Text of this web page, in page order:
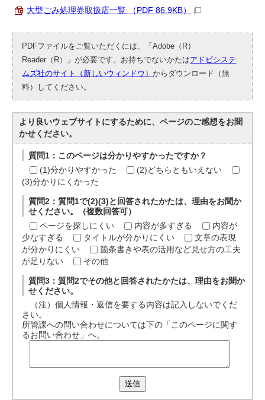
大型ごみ処理券取扱店一覧 （PDF 86.9KB）
PDFファイルをご覧いただくには、「Adobe（R）
Reader（R）」が必要です。お持ちでないかたはアドビシステ
ムズ社のサイト（新しいウィンドウ）からダウンロード（無
料）してください。
より良いウェブサイトにするために、ページのご感想をお聞
かせください。
質問1：このページは分かりやすかったですか？
(1)分かりやすかった
(2)どちらともいえない
(3)分かりにくかった
質問2：質問1で(2)(3)と回答されたかたは、理由をお聞か
せください。（複数回答可）
ページを探しにくい
内容が多すぎる
内容が
少なすぎる
タイトルが分かりにくい
文章の表現
が分かりにくい
箇条書きや表の活用など見せ方の工夫
が足りない
その他
質問3：質問2でその他と回答されたかたは、理由をお聞か
せください。
（注）個人情報・返信を要する内容は記入しないでくだ
さい。
所管課への問い合わせについては下の「このページに関す
るお問い合わせ」へ。
送信